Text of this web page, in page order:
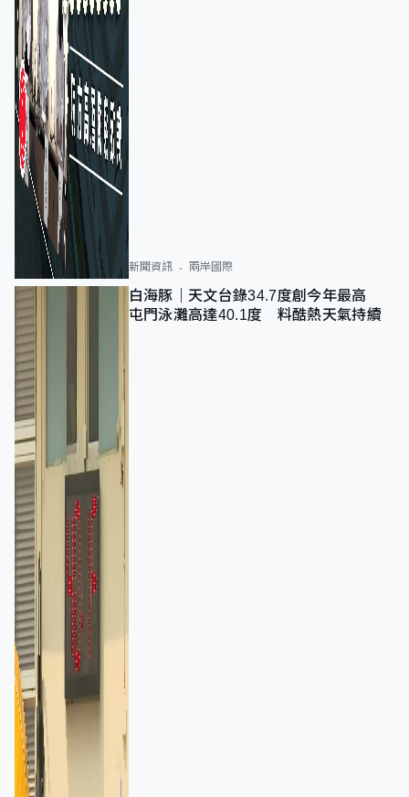
新聞資訊 兩岸國際
白海豚｜天文台錄34.7度創今年最高
屯門泳灘高達40.1度 料酷熱天氣持續